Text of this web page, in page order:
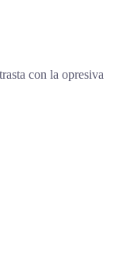
con la opresiva